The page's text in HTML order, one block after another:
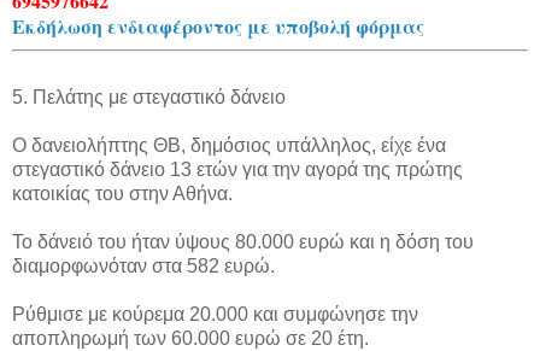
Εκδήλωση ενδιαφέροντος με υποβολή φόρμας
5. Πελάτης με στεγαστικό δάνειο
Ο δανειολήπτης ΘΒ, δημόσιος υπάλληλος, είχε ένα
στεγαστικό δάνειο 13 ετών για την αγορά της πρώτης
κατοικίας του στην Αθήνα.
Το δάνειό του ήταν ύψους 80.000 ευρώ και η δόση του
διαμορφωνόταν στα 582 ευρώ.
Ρύθμισε με κούρεμα 20.000 και συμφώνησε την
αποπληρωμή των 60.000 ευρώ σε 20 έτη.